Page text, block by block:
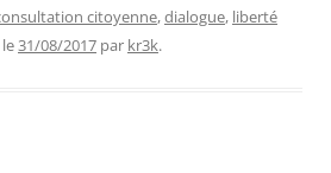
citoyenne,dialogue, liberté
le31/08/2017 par kr3k.